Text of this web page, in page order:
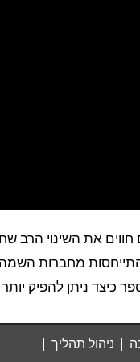
חווים את השינוי הרב
מחברות
כיצד ניתן להפיק
ניהול תהליך